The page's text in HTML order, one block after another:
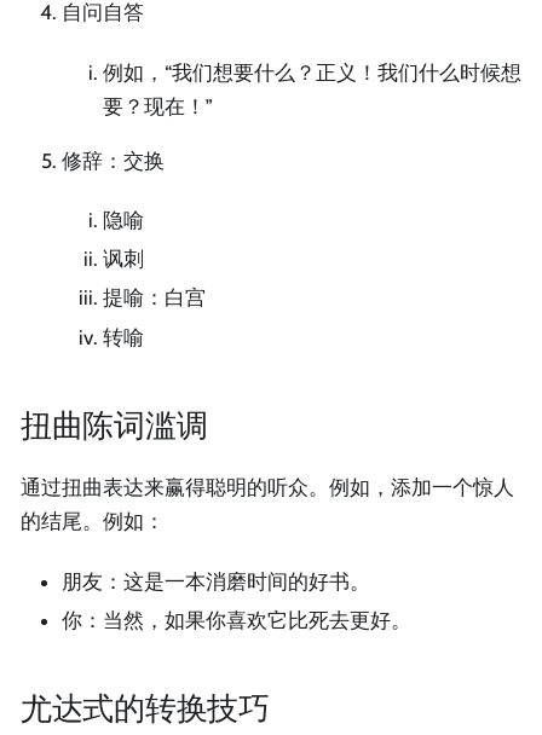
自问自答
例如，“我们想要什么？正义！我们什么时候想
要？现在！”
修辞：交换
隐喻
讽刺
提喻：白宫
转喻
扭曲陈词滥调
通过扭曲表达来赢得聪明的听众。例如，添加一个惊人
的结尾。例如：
朋友：这是一本消磨时间的好书。
你：当然，如果你喜欢它比死去更好。
尤达式的转换技巧